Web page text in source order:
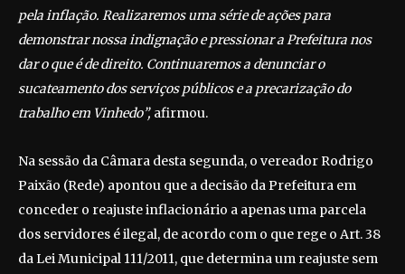
pela inflação. Realizaremos uma série de ações para
demonstrar nossa indignação e pressionar a Prefeitura nos
dar o que é de direito. Continuaremos a denunciar o
sucateamento dos serviços públicos e a precarização do
trabalho em Vinhedo”, afirmou.
Na sessão da Câmara desta segunda, o vereador Rodrigo
Paixão (Rede) apontou que a decisão da Prefeitura em
conceder o reajuste inflacionário a apenas uma parcela
dos servidores é ilegal, de acordo com o que rege o Art. 38
da Lei Municipal 111/2011, que determina um reajuste sem